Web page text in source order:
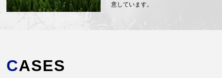
意しています。
CASES